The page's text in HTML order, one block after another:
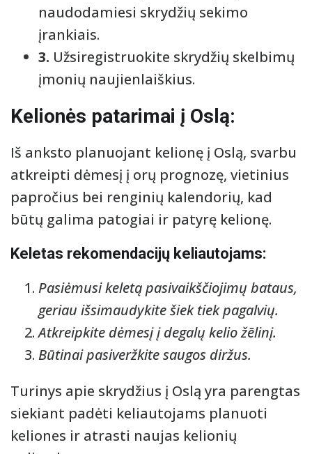
naudodamiesi skrydžių sekimo
įrankiais.
3. Užsiregistruokite skrydžių skelbimų
įmonių naujienlaiškius.
Kelionės patarimai į Oslą:
Iš anksto planuojant kelionę į Oslą, svarbu
atkreipti dėmesį į orų prognozę, vietinius
papročius bei renginių kalendorių, kad
būtų galima patogiai ir patyrę kelionę.
Keletas rekomendacijų keliautojams:
Pasiėmusi keletą pasivaikščiojimų bataus,
geriau išsimaudykite šiek tiek pagalvių.
Atkreipkite dėmesį į degalų kelio žēlinį.
Būtinai pasiveržkite saugos diržus.
Turinys apie skrydžius į Oslą yra parengtas
siekiant padėti keliautojams planuoti
keliones ir atrasti naujas kelionių